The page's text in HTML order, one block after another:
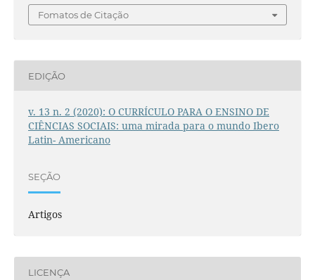
Fomatos de Citação
EDIÇÃO
v. 13 n. 2 (2020): O CURRÍCULO PARA O ENSINO DE
CIÊNCIAS SOCIAIS: uma mirada para o mundo Ibero
Latin- Americano
SEÇÃO
Artigos
LICENÇA